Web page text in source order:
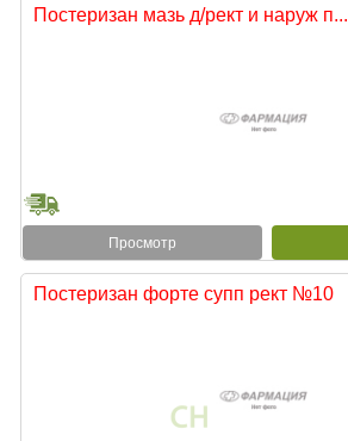
Постеризан мазь д/рект и наруж п...
Просмотр
Постеризан форте супп рект №10